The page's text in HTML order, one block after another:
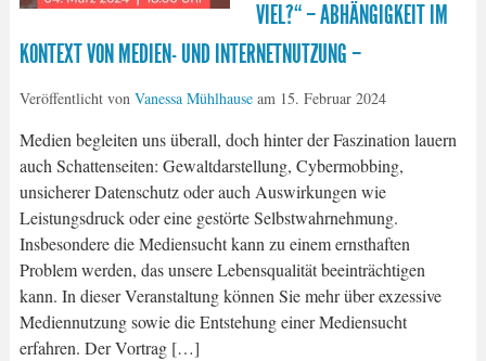
VIEL?“ – ABHÄNGIGKEIT IM
KONTEXT VON MEDIEN- UND INTERNETNUTZUNG –
Veröffentlicht von Vanessa Mühlhauseam 15. Februar 2024
Medien begleiten uns überall, doch hinter der Faszination lauern
auch Schattenseiten: Gewaltdarstellung, Cybermobbing,
unsicherer Datenschutz oder auch Auswirkungen wie
Leistungsdruck oder eine gestörte Selbstwahrnehmung.
Insbesondere die Mediensucht kann zu einem ernsthaften
Problem werden, das unsere Lebensqualität beeinträchtigen
kann. In dieser Veranstaltung können Sie mehr über exzessive
Mediennutzung sowie die Entstehung einer Mediensucht
erfahren. Der Vortrag […]